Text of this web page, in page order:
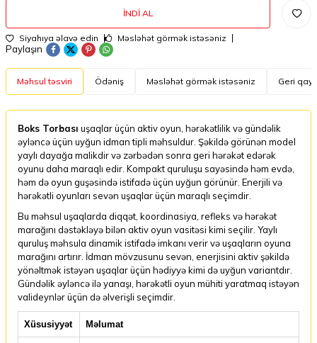
İNDI AL
Siyahıya əlavə edin Məsləhət görmək istəsəniz
Paylaşın
Məhsul təsviri Ödəniş Məsləhət görmək istəsəniz Geri
Boks Torbası uşaqlar üçün aktiv oyun, hərəkətlilik və gündəlik
əyləncə üçün uyğun idman tipli məhsuldur. Şəkildə görünən model
yaylı dayağa malikdir və zərbədən sonra geri hərəkət edərək
oyunu daha maraqlı edir. Kompakt quruluşu sayəsində həm evdə,
həm də oyun guşəsində istifadə üçün uyğun görünür. Enerjili və
hərəkətli oyunları sevən uşaqlar üçün maraqlı seçimdir.
Bu məhsul uşaqlarda diqqət, koordinasiya, refleks və hərəkət
marağını dəstəkləyə bilən aktiv oyun vasitəsi kimi seçilir. Yaylı
quruluş məhsula dinamik istifadə imkanı verir və uşaqların oyuna
marağını artırır. İdman mövzusunu sevən, enerjisini aktiv şəkildə
yönəltmək istəyən uşaqlar üçün hədiyyə kimi də uyğun variantdır.
Gündəlik əyləncə ilə yanaşı, hərəkətli oyun mühiti yaratmaq istəyən
valideynlər üçün də əlverişli seçimdir.
Xüsusiyyət Məlumat